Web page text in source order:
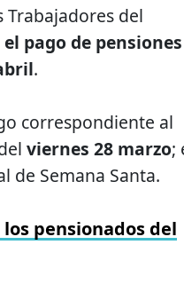
Trabajadores del
pago de pensiones
.
correspondiente al
viernes 28 marzo;
de Semana Santa.
pensionados del